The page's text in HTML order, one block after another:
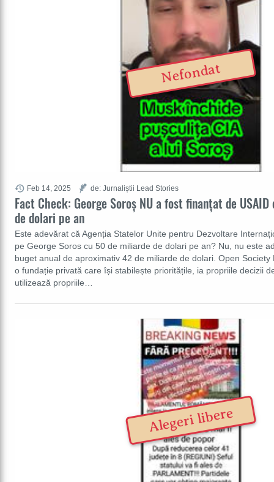
Fact Check: George Soroș NU a fost finanțat de
de dolari pe an
Este adevărat că Agenția Statelor Unite pentru Dezvoltare
pe George Soros cu 50 de miliarde de dolari pe an? Nu, nu este
buget anual de aproximativ 42 de miliarde de dolari. Open
o fundație privată care își stabilește prioritățile, ia propriile decizii
utilizează propriile…
Feb 14, 2025 de: Jurnaliștii Lead Stories
Nefondat
Alegeri libere